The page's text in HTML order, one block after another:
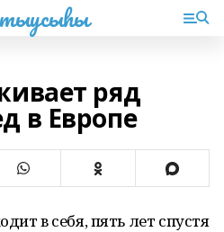
ряд
в Европе
в себя, пять лет спустя